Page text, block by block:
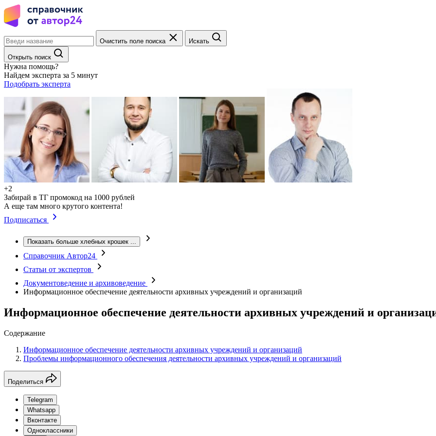
Очистить поле поиска Искать
Открыть поиск
Нужна помощь?
Найдем эксперта за 5 минут
Подобрать эксперта
+2
Забирай в ТГ промокод на 1000 рублей
А еще там много крутого контента!
Подписаться
Показать больше хлебных крошек ...
Справочник Автор24
Статьи от экспертов
Документоведение и архивоведение
Информационное обеспечение деятельности архивных учреждений и организаций
Информационное обеспечение деятельности архивных учреждений и
Содержание
Информационное обеспечение деятельности архивных учреждений и организаций
Проблемы информационного обеспечения деятельности архивных учреждений и организаций
Поделиться
Telegram
Whatsapp
Вконтакте
Одноклассники